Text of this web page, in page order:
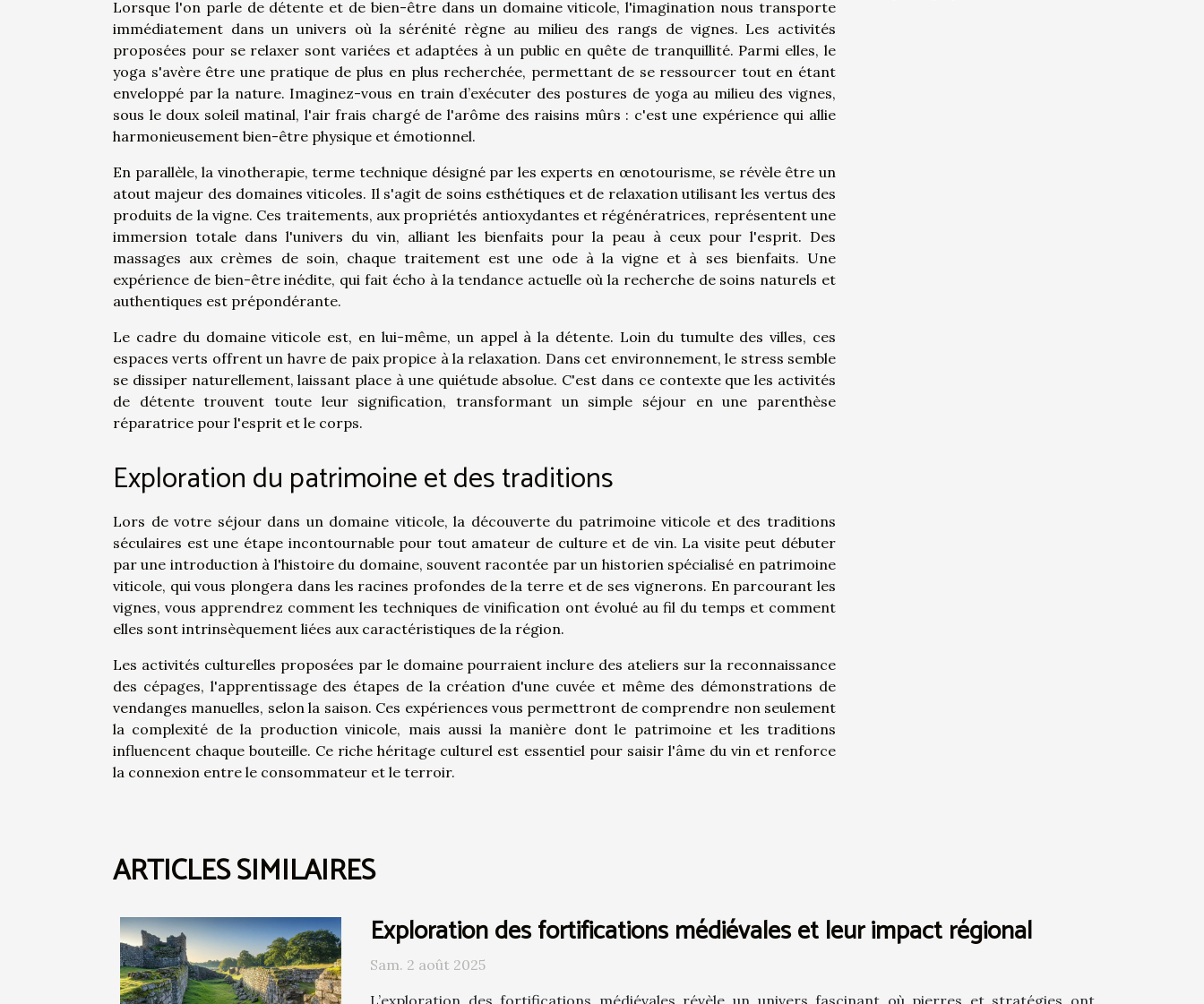
Lorsque l'on parle de détente et de bien-être dans un domaine viticole, l'imagination nous transporte
immédiatement dans un univers où la sérénité règne au milieu des rangs de vignes. Les activités
proposées pour se relaxer sont variées et adaptées à un public en quête de tranquillité. Parmi elles, le
yoga s'avère être une pratique de plus en plus recherchée, permettant de se ressourcer tout en étant
enveloppé par la nature. Imaginez-vous en train d’exécuter des postures de yoga au milieu des vignes,
sous le doux soleil matinal, l'air frais chargé de l'arôme des raisins mûrs : c'est une expérience qui allie
harmonieusement bien-être physique et émotionnel.
En parallèle, la vinotherapie, terme technique désigné par les experts en œnotourisme, se révèle être un
atout majeur des domaines viticoles. Il s'agit de soins esthétiques et de relaxation utilisant les vertus des
produits de la vigne. Ces traitements, aux propriétés antioxydantes et régénératrices, représentent une
immersion totale dans l'univers du vin, alliant les bienfaits pour la peau à ceux pour l'esprit. Des
massages aux crèmes de soin, chaque traitement est une ode à la vigne et à ses bienfaits. Une
expérience de bien-être inédite, qui fait écho à la tendance actuelle où la recherche de soins naturels et
authentiques est prépondérante.
Le cadre du domaine viticole est, en lui-même, un appel à la détente. Loin du tumulte des villes, ces
espaces verts offrent un havre de paix propice à la relaxation. Dans cet environnement, le stress semble
se dissiper naturellement, laissant place à une quiétude absolue. C'est dans ce contexte que les activités
de détente trouvent toute leur signification, transformant un simple séjour en une parenthèse
réparatrice pour l'esprit et le corps.
Exploration du patrimoine et des traditions
Lors de votre séjour dans un domaine viticole, la découverte du patrimoine viticole et des traditions
séculaires est une étape incontournable pour tout amateur de culture et de vin. La visite peut débuter
par une introduction à l'histoire du domaine, souvent racontée par un historien spécialisé en patrimoine
viticole, qui vous plongera dans les racines profondes de la terre et de ses vignerons. En parcourant les
vignes, vous apprendrez comment les techniques de vinification ont évolué au fil du temps et comment
elles sont intrinsèquement liées aux caractéristiques de la région.
Les activités culturelles proposées par le domaine pourraient inclure des ateliers sur la reconnaissance
des cépages, l'apprentissage des étapes de la création d'une cuvée et même des démonstrations de
vendanges manuelles, selon la saison. Ces expériences vous permettront de comprendre non seulement
la complexité de la production vinicole, mais aussi la manière dont le patrimoine et les traditions
influencent chaque bouteille. Ce riche héritage culturel est essentiel pour saisir l'âme du vin et renforce
la connexion entre le consommateur et le terroir.
ARTICLES SIMILAIRES
Exploration des fortifications médiévales et leur impact régional
Sam. 2 août 2025